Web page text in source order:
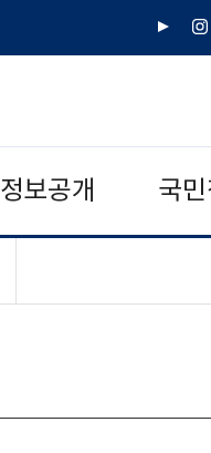
유
인
정보공개 국